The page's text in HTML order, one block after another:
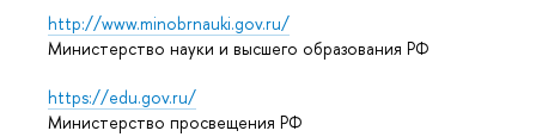
http://www.minobrnauki.gov.ru/
Министерство науки и высшего образования РФ
https://edu.gov.ru/
Министерство просвещения РФ